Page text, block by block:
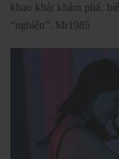
khao khát khám phá,
“nghiện”. Mr1985